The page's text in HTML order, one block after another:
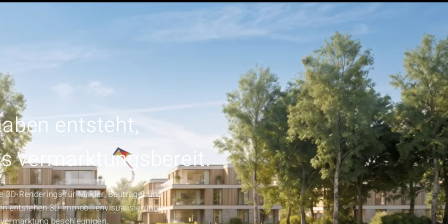
Über uns
entsteht,
vermarktungsbereit.
Renderings für Makler, Bauträger und
entstehen 3D Immobilienvisualisierungen,
beschleunigen.